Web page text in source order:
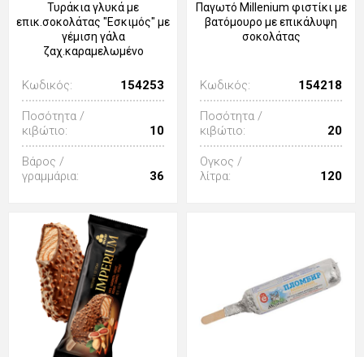
Τυράκια γλυκά με
επικ.σοκολάτας "Εσκιμός" με
γέμιση γάλα
ζαχ.καραμελωμένο
Κωδικός: 154253
Ποσότητα /
κιβώτιο:
10
Βάρος /
γραμμάρια:
36
Παγωτό Millenium φιστίκι με
βατόμουρο με επικάλυψη
σοκολάτας
Κωδικός: 154218
Ποσότητα /
κιβώτιο:
20
Ογκος /
λίτρα:
120